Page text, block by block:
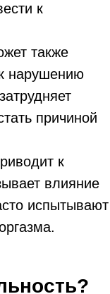
к
также
нарушению
причиной
к
влияние
испытывают